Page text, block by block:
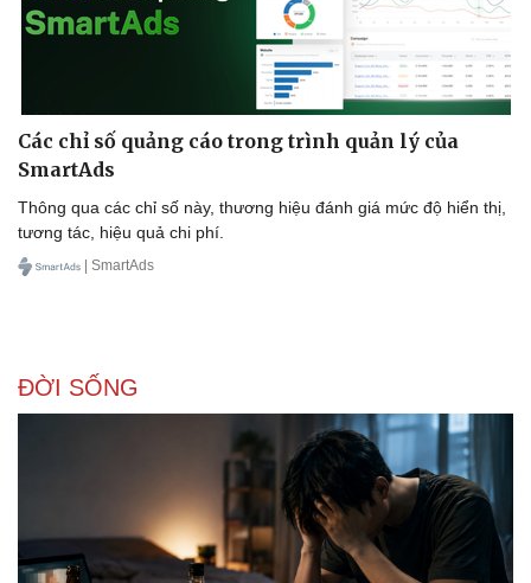
Doanh nghiệp
Vì cộng đồng
Các chỉ số quảng cáo trong trình quản lý của
SmartAds
Thông qua các chỉ số này, thương hiệu đánh giá mức độ hiển thị,
tương tác, hiệu quả chi phí.
| SmartAds
ĐỜI SỐNG